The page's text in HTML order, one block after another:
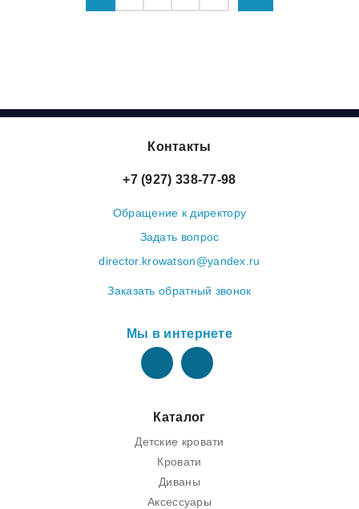
Контакты
+7 (927) 338-77-98
Обращение к директору
Задать вопрос
director.krowatson@yandex.ru
Заказать обратный звонок
Мы в интернете
Каталог
Детские кровати
Кровати
Диваны
Аксессуары